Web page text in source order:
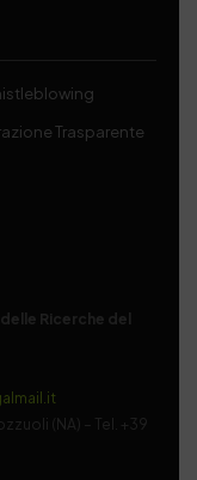
Trasparente
Ricerche del
(NA) – Tel. +39